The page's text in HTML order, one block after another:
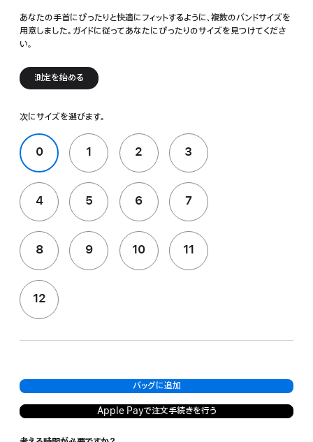
あなたの手首にぴったりと快適にフィットするように、複数のバンドサイズを
用意しました。ガイドに従ってあなたにぴったりのサイズを見つけてくださ
い。
測定を始める
次にサイズを選びます。
0 1 2 3
4 5 6 7
8 9 10 11
12
バッグに追加
Apple Payで注文手続きを行う